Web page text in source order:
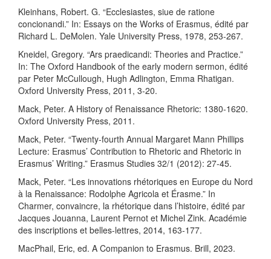
Kleinhans, Robert. G. “Ecclesiastes, siue de ratione
concionandi.” In: Essays on the Works of Erasmus, édité par
Richard L. DeMolen. Yale University Press, 1978, 253-267.
Kneidel, Gregory. “Ars praedicandi: Theories and Practice.”
In: The Oxford Handbook of the early modern sermon, édité
par Peter McCullough, Hugh Adlington, Emma Rhatigan.
Oxford University Press, 2011, 3-20.
Mack, Peter. A History of Renaissance Rhetoric: 1380-1620.
Oxford University Press, 2011.
Mack, Peter. “Twenty-fourth Annual Margaret Mann Phillips
Lecture: Erasmus’ Contribution to Rhetoric and Rhetoric in
Erasmus’ Writing.” Erasmus Studies 32/1 (2012): 27-45.
Mack, Peter. “Les innovations rhétoriques en Europe du Nord
à la Renaissance: Rodolphe Agricola et Érasme.” In
Charmer, convaincre, la rhétorique dans l’histoire, édité par
Jacques Jouanna, Laurent Pernot et Michel Zink. Académie
des inscriptions et belles-lettres, 2014, 163-177.
MacPhail, Eric, ed. A Companion to Erasmus. Brill, 2023.